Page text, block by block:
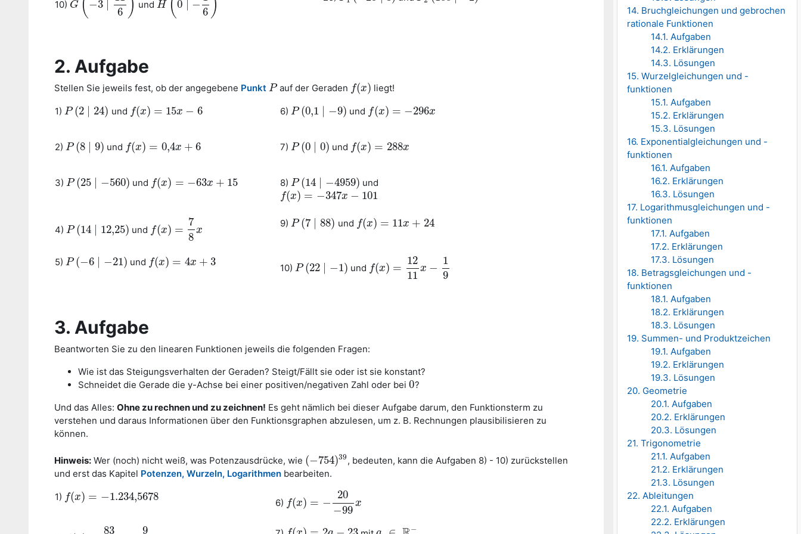
14. Bruchgleichungen und gebrochen
rationale Funktionen
14.1. Aufgaben
14.2. Erklärungen
14.3. Lösungen
15. Wurzelgleichungen und -
funktionen
15.1. Aufgaben
15.2. Erklärungen
15.3. Lösungen
16. Exponentialgleichungen und -
funktionen
16.1. Aufgaben
16.2. Erklärungen
16.3. Lösungen
17. Logarithmusgleichungen und -
funktionen
17.1. Aufgaben
17.2. Erklärungen
17.3. Lösungen
18. Betragsgleichungen und -
funktionen
18.1. Aufgaben
18.2. Erklärungen
18.3. Lösungen
19. Summen- und Produktzeichen
19.1. Aufgaben
19.2. Erklärungen
19.3. Lösungen
20. Geometrie
20.1. Aufgaben
20.2. Erklärungen
20.3. Lösungen
21. Trigonometrie
21.1. Aufgaben
21.2. Erklärungen
21.3. Lösungen
22. Ableitungen
22.1. Aufgaben
22.2. Erklärungen
10) G −3
6
G( − 3∣11 undH 0 −
6
H( 0∣ − )
2. Aufgabe
Stellen Sie jeweils fest, ob der angegebene Punkt P
P auf der Geraden f(x)
f(x) liegt!
1) P (2 24)
P(2∣24) und f(x) = 15x − 6
f(x)=15x −6 6) P (0,1 −9)
P(0,1∣− ) und f(x) = −296x
f(x)=−296x
2) P (8 9)
P(8∣9 und f(x) = 0,4x + 6
f(x)=0,4 x+6 7) P (0 0)
P(0∣0 und f(x) = 288x
f(x)=288 x
3) P (25 −560)
P(25∣− 560) und f(x) = −63x + 15
f(x)=−63x+15 8) P (14 −4959)
P(14∣− 4959) und
f(x) = −347x − 101
f(x)=−347x−101
4) P (14 ∣ 12,25)
P(14∣12 ,25) und f(x) =
7
8
x
f(x)=78x
9) P (7 88)
P(7∣88) und f(x) = 11x + 24
f(x)=11x +24
5) P (−6 −21)
P(−6∣− 21) und f(x) = 4x + 3
f(x)=4x+ 3 10) P (22 −1)
P(22∣− ) und f(x) =
12
11
x −
1
9
f(x)=1211 x−19
3. Aufgabe
Beantworten Sie zu den linearen Funktionen jeweils die folgenden Fragen:
Wie ist das Steigungsverhalten der Geraden? Steigt/Fällt sie oder ist sie konstant?
Schneidet die Gerade die y-Achse bei einer positiven/negativen Zahl oder bei 0
0?
Und das Alles: Ohne zu rechnen und zu zeichnen! Es geht nämlich bei dieser Aufgabe darum, den Funktionsterm zu
verstehen und daraus Informationen über den Funktionsgraphen abzulesen, um z. B. Rechnungen plausibilisieren zu
können.
Hinweis: Wer (noch) nicht weiß, was Potenzausdrücke, wie (−754)39
(−754)39 , bedeuten, kann die Aufgaben 8) - 10) zurückstellen
und erst das Kapitel Potenzen, Wurzeln, Logarithmen bearbeiten.
1) f(x) = −1.234,5678
f(x)=−1.234,5678 6) f(x) = −
20
−99
x
f(x)=−20 −99x
83
9
−